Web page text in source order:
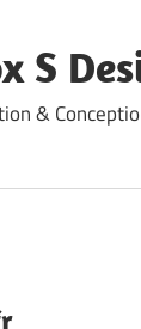
S
&